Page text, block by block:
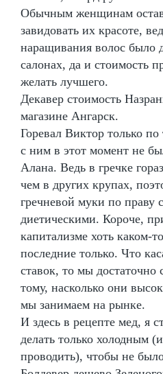
Обычным женщинам
завидовать их красоте,
наращивания волос было
салонах, да и стоимость
желать лучшего.
Декавер стоимость
магазине Ангарск.
Горевал Виктор только
с ним в этот момент не
Алана. Ведь в гречке
чем в других крупах,
гречневой муки по праву
диетическими. Короче,
капитализме хоть каком-
последние только. Что
ставок, то мы достаточно
тому, насколько они
мы занимаем на рынке.
И здесь в рецепте мед, я
делать только холодным
проводить), чтобы не